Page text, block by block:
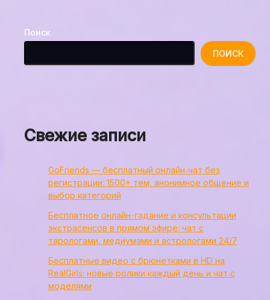
Поиск
ПОИСК
Свежие записи
GoFriends — бесплатный онлайн‑чат без
регистрации: 1500+ тем, анонимное общение и
выбор категорий
Бесплатное онлайн-гадание и консультации
экстрасенсов в прямом эфире: чат с
тарологами, медиумами и астрологами 24/7
Бесплатные видео с брюнетками в HD на
RealGirls: новые ролики каждый день и чат с
моделями